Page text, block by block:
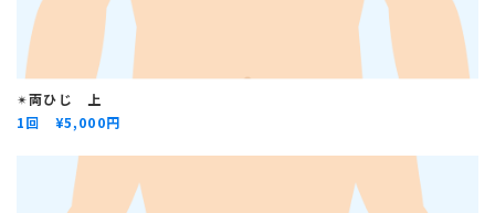
✴︎両ひじ 上
1回 ¥5,000円